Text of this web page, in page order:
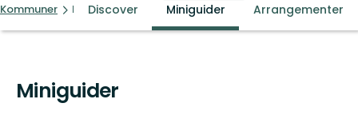
Kommuner Færder
Discover Miniguider Arrangementer
Miniguider